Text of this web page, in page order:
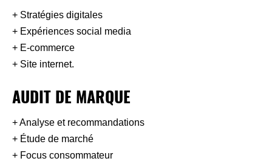
+ Stratégies digitales
+ Expériences social media
+ E-commerce
+ Site internet.
AUDIT DE MARQUE
+ Analyse et recommandations
+ Étude de marché
+ Focus consommateur